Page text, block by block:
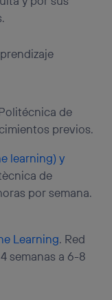
de
previos.
learning) y
de
por semana.
Learning. Red
semanas a 6-8